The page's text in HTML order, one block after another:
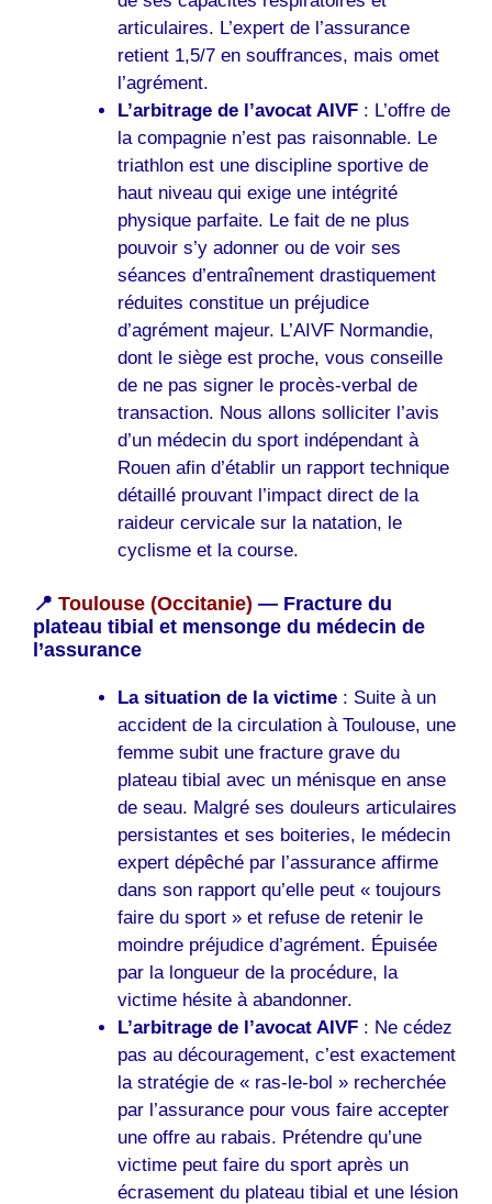
articulaires. L’expert de l’assurance
retient 1,5/7 en souffrances, mais omet
l’agrément.
L’arbitrage de l’avocat AIVF: L’offre de
la compagnie n’est pas raisonnable. Le
triathlon est une discipline sportive de
haut niveau qui exige une intégrité
physique parfaite. Le fait de ne plus
pouvoir s’y adonner ou de voir ses
séances d’entraînement drastiquement
réduites constitue un préjudice
d’agrément majeur. L’AIVF Normandie,
dont le siège est proche, vous conseille
de ne pas signer le procès-verbal de
transaction. Nous allons solliciter l’avis
d’un médecin du sport indépendant à
Rouen afin d’établir un rapport technique
détaillé prouvant l’impact direct de la
raideur cervicale sur la natation, le
cyclisme et la course.
📍 Toulouse (Occitanie) — Fracture du
plateau tibial et mensonge du médecin de
l’assurance
La situation de la victime: Suite à un
accident de la circulation à Toulouse, une
femme subit une fracture grave du
plateau tibial avec un ménisque en anse
de seau. Malgré ses douleurs articulaires
persistantes et ses boiteries, le médecin
expert dépêché par l’assurance affirme
dans son rapport qu’elle peut « toujours
faire du sport » et refuse de retenir le
moindre préjudice d’agrément. Épuisée
par la longueur de la procédure, la
victime hésite à abandonner.
L’arbitrage de l’avocat AIVF: Ne cédez
pas au découragement, c’est exactement
la stratégie de « ras-le-bol » recherchée
par l’assurance pour vous faire accepter
une offre au rabais. Prétendre qu’une
victime peut faire du sport après un
écrasement du plateau tibial et une lésion